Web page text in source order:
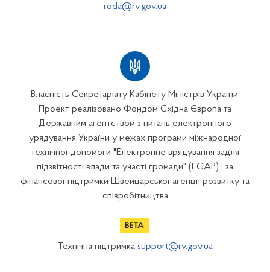
roda@rv.gov.ua
Власність Секретаріату Кабінету Міністрів України.
Проект реалізовано Фондом Східна Європа та
Державним агентством з питань електронного
урядування України у межах програми міжнародної
технічної допомоги "Електронне врядування задля
підзвітності влади та участі громади" (EGAP) , за
фінансової підтримки Швейцарської агенції розвитку та
співробітництва
Технічна підтримка support@rv.gov.ua